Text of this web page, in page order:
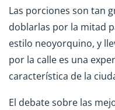
Las porciones son tan
doblarlas por la mitad
estilo neoyorquino, y
por la calle es una
característica de la
El debate sobre las